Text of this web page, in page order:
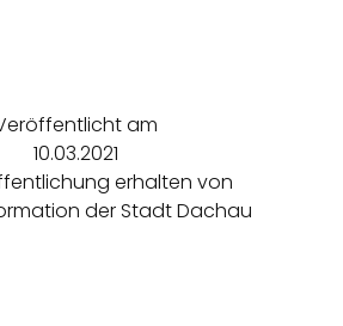
am
10.03.2021
erhalten von
der Stadt Dachau